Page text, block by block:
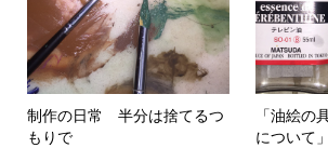
制作の日常 半分は捨てるつ
もりで
「油絵
について」